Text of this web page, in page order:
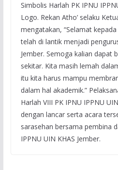
Simbolis Harlah PK IPNU
Logo. Rekan Atho’ selaku
mengatakan, “Selamat
telah di lantik menjadi
Jember. Semoga kalian dapat
sekitar. Kita masih lemah
itu kita harus mampu
dalam hal akademik.”
Harlah VIII PK IPNU IPPNU
dengan lancar serta acara
sarasehan bersama pembina
IPPNU UIN KHAS Jember.